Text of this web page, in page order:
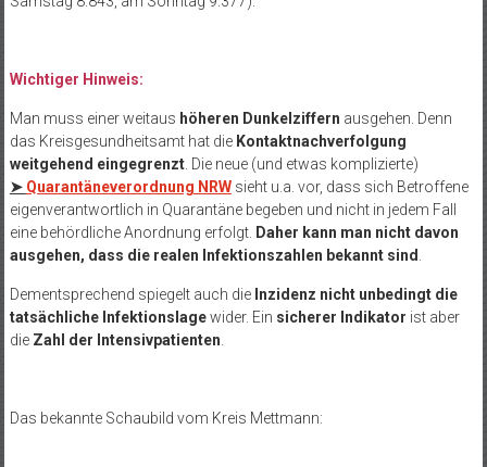
Wichtiger Hinweis:
Man muss einer weitaus höheren Dunkelziffern ausgehen. Denn
das Kreisgesundheitsamt hat die Kontaktnachverfolgung
weitgehend eingegrenzt. Die neue (und etwas komplizierte)
➤ Quarantäneverordnung NRWsieht u.a. vor, dass sich Betroffene
eigenverantwortlich in Quarantäne begeben und nicht in jedem Fall
eine behördliche Anordnung erfolgt. Daher kann man nicht davon
ausgehen, dass die realen Infektionszahlen bekannt sind
Dementsprechend spiegelt auch die Inzidenz nicht unbedingt die
tatsächliche Infektionslagewider. Ein sicherer Indikator ist aber
die Zahl der Intensivpatienten
Das bekannte Schaubild vom Kreis Mettmann: